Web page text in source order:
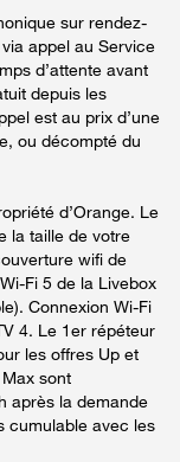
sur rendez-
appel au Service
d’attente avant
depuis les
est au prix d’une
ou décompté du
d’Orange. Le
la taille de votre
wifi de
Fi 5 de la Livebox
Connexion Wi-Fi
4. Le 1er répéteur
les offres Up et
sont
après la demande
cumulable avec les